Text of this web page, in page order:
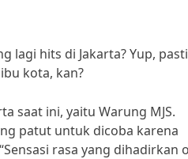
lagi hits di Jakarta? Yup,
kota, kan?
saat ini, yaitu Warung MJS.
patut untuk dicoba karena
rasa yang dihadirkan